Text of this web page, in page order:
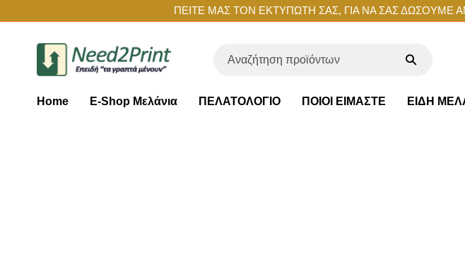
ΠΕΙΤΕ ΜΑΣ ΤΟΝ ΕΚΤΥΠΩΤΗ ΣΑΣ, ΓΙΑ ΝΑ ΣΑΣ ΔΩΣΟΥΜΕ
Home E-Shop Μελάνια ΠΕΛΑΤΟΛΟΓΙΟ ΠΟΙΟΙ ΕΙΜΑΣΤΕ ΕΙΔΗ